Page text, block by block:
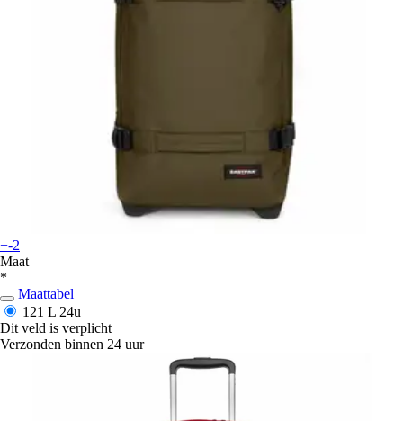
+-2
Maat
*
Maattabel
121 L 24u
Dit veld is verplicht
Verzonden binnen 24 uur